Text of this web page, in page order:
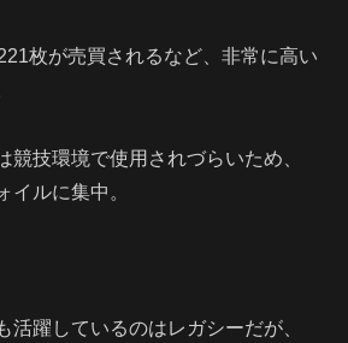
枚が売買されるなど、非常に高い
競技環境で使用されづらいため、
イルに集中。
活躍しているのはレガシーだが、